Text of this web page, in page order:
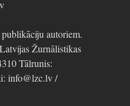
autoriem.
Žurnālistikas
Tālrunis:
info@lzc.lv /